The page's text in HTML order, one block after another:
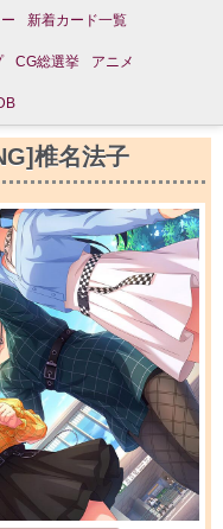
新着カード一覧
CG総選挙 アニメ
椎名法子